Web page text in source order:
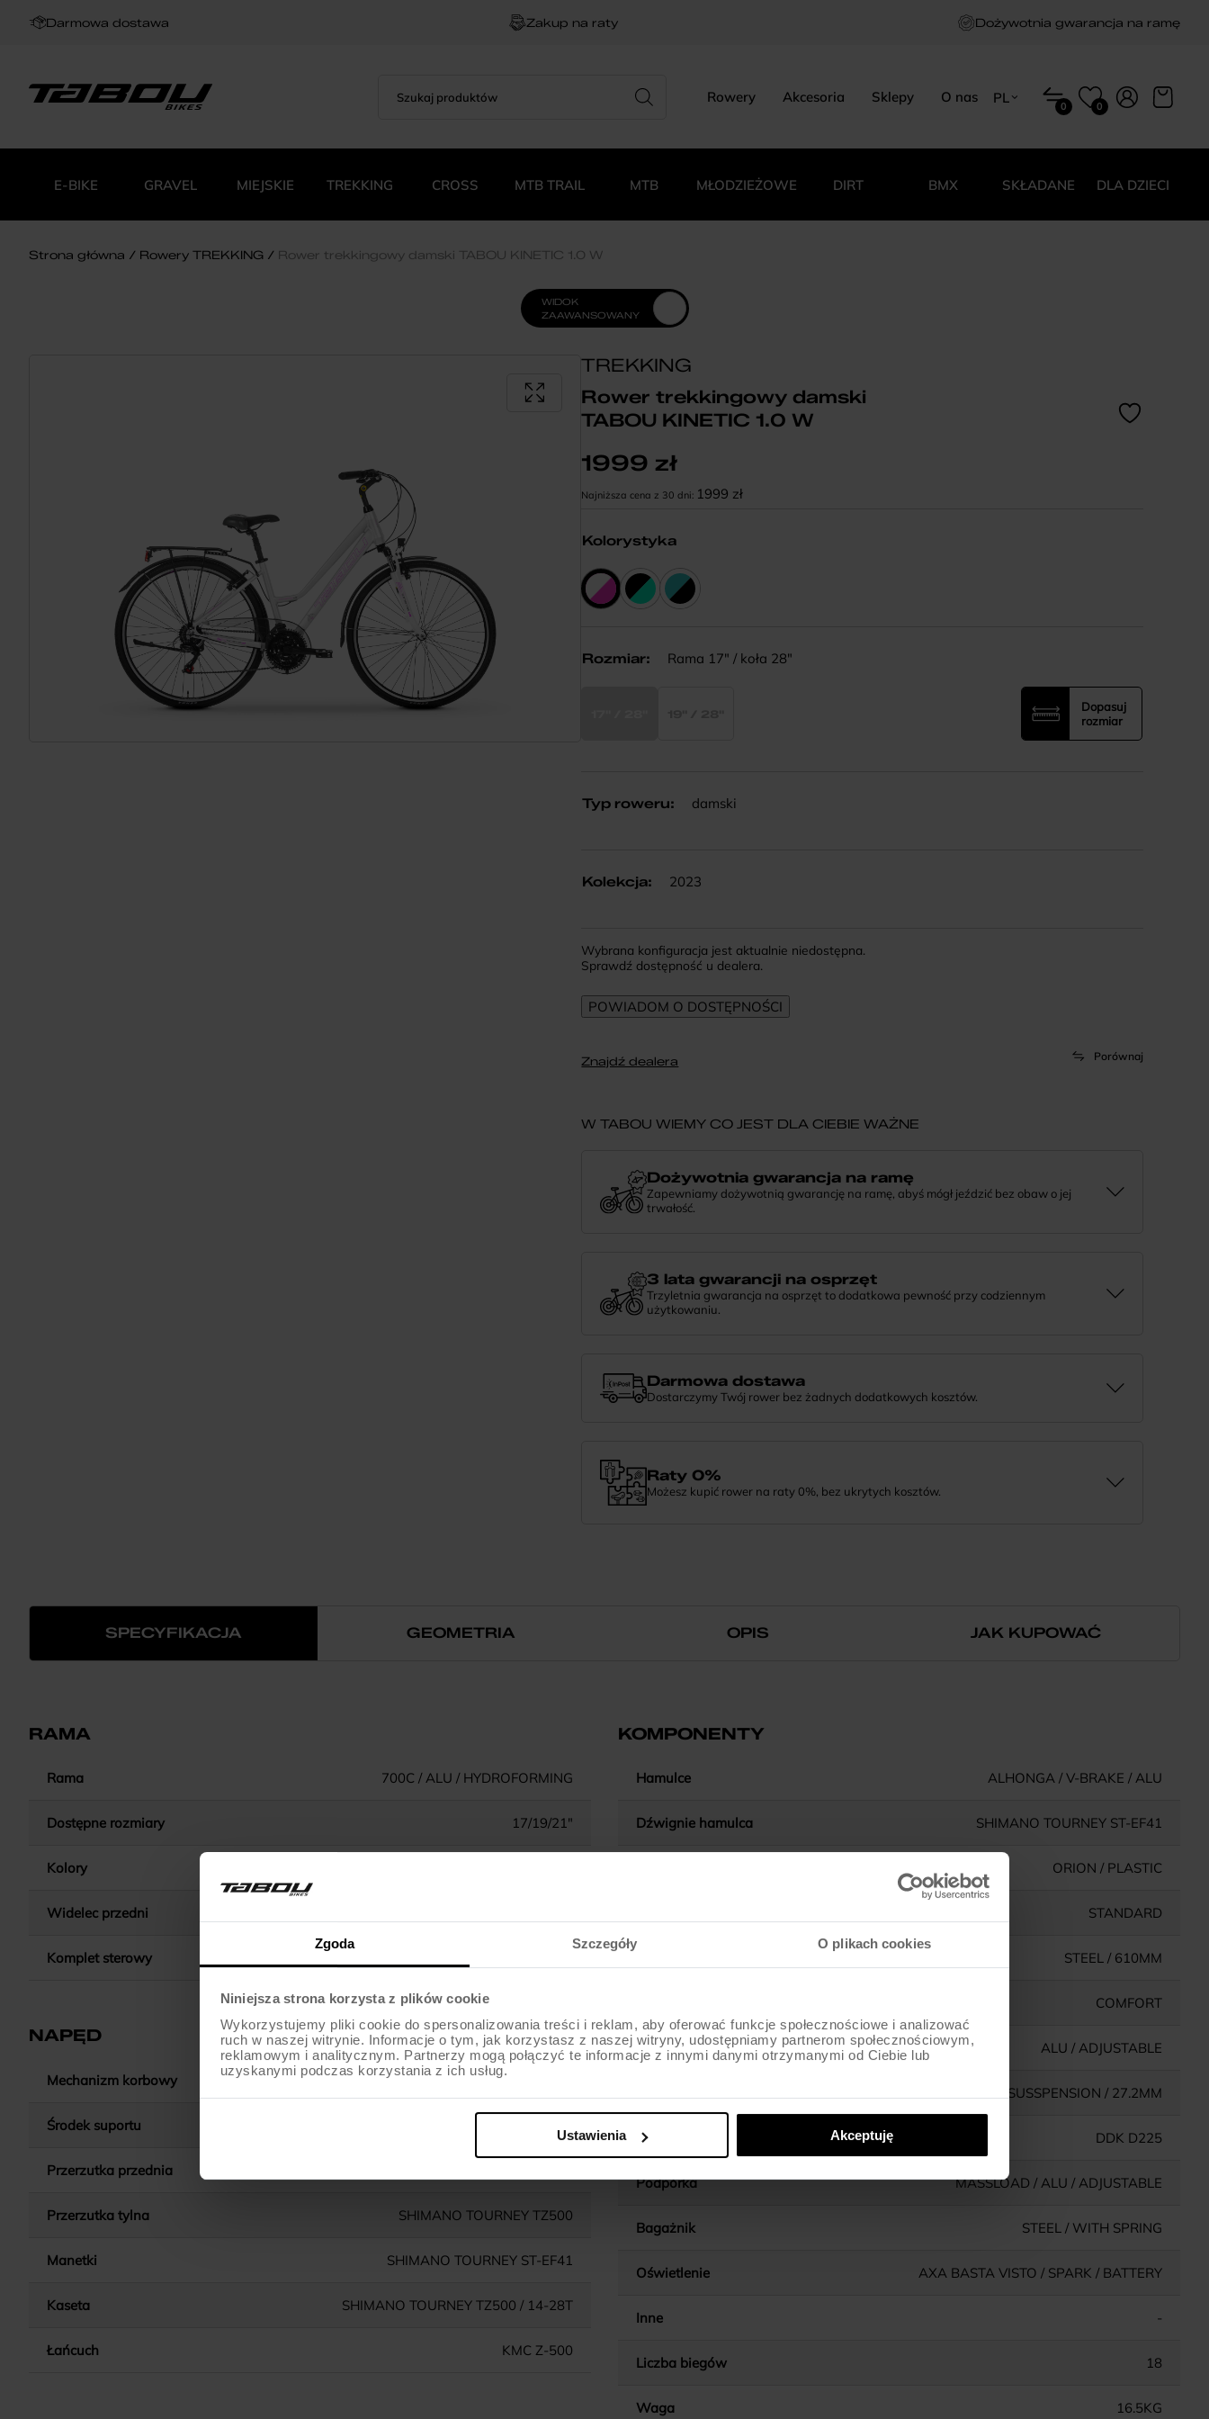
Zgoda Szczegóły O plikach cookies
Niniejsza strona korzysta z plików cookie
Wykorzystujemy pliki cookie do spersonalizowania treści i reklam, aby oferować funkcje społecznościowe i analizować
ruch w naszej witrynie. Informacje o tym, jak korzystasz z naszej witryny, udostępniamy partnerom społecznościowym,
reklamowym i analitycznym. Partnerzy mogą połączyć te informacje z innymi danymi otrzymanymi od Ciebie lub
uzyskanymi podczas korzystania z ich usług.
Ustawienia Akceptuję
Darmowa dostawa Zakup na raty Dożywotnia gwarancja na ramę
produktów
Rowery Akcesoria Sklepy O nas
PL
0 0
E-BIKE GRAVEL MIEJSKIE TREKKING CROSS MTB TRAIL MTB MŁODZIEŻOWE DIRT BMX SKŁADANE DLA DZIECI
Strona główna Rowery TREKKING Rower trekkingowy damski TABOU KINETIC 1.0 W
WIDOK
ZAAWANSOWANY
TREKKING
Rower trekkingowy damski
TABOU KINETIC 1.0 W
1999 zł
Najniższa cena z 30 dni: 1999 zł
Kolorystyka
Rozmiar: Rama 17" / koła 28"
Dopasuj
rozmiar
Typ roweru: damski
Kolekcja: 2023
Wybrana konfiguracja jest aktualnie niedostępna.
Sprawdź dostępność u dealera.
Porównaj
Znajdź dealera
W TABOU WIEMY CO JEST DLA CIEBIE WAŻNE
Dożywotnia gwarancja na ramę
Zapewniamy dożywotnią gwarancję na ramę, abyś mógł jeździć bez obaw o jej
trwałość.
3 lata gwarancji na osprzęt
Trzyletnia gwarancja na osprzęt to dodatkowa pewność przy codziennym
użytkowaniu.
Darmowa dostawa
Dostarczymy Twój rower bez żadnych dodatkowych kosztów.
Raty 0%
Możesz kupić rower na raty 0%, bez ukrytych kosztów.
SPECYFIKACJA GEOMETRIA OPIS JAK KUPOWAĆ
RAMA
Rama 700C / ALU / HYDROFORMING
Dostępne rozmiary 17/19/21"
Kolory
Widelec przedni
Komplet sterowy
NAPĘD
Mechanizm korbowy PROWHEEL MYA-540 / 48/38/28T
Środek suportu
Przerzutka przednia
Przerzutka tylna SHIMANO TOURNEY TZ500
Manetki SHIMANO TOURNEY ST-EF41
Kaseta SHIMANO TOURNEY TZ500 / 14-28T
Łańcuch KMC Z-500
KOMPONENTY
Hamulce ALHONGA / V-BRAKE / ALU
Dźwignie hamulca SHIMANO TOURNEY ST-EF41
ORION / PLASTIC
STANDARD
STEEL / 610MM
COMFORT
Wspornik kierownicy ALU / ADJUSTABLE
ALU / SUSSPENSION / 27.2MM
Siodło DDK D225
Podpórka MASSLOAD / ALU / ADJUSTABLE
Bagażnik STEEL / WITH SPRING
Oświetlenie AXA BASTA VISTO / SPARK / BATTERY
Inne -
Liczba biegów 18
Waga 16.5KG